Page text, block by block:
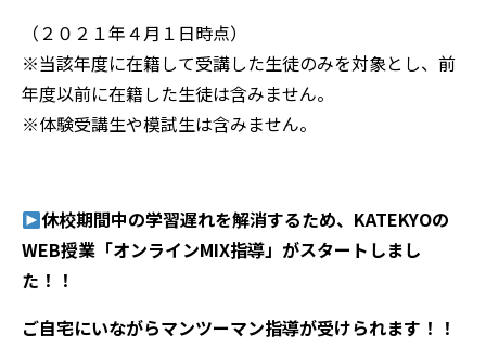
（２０２１年４月１日時点）
※当該年度に在籍して受講した生徒のみを対象とし、前
年度以前に在籍した生徒は含みません。
※体験受講生や模試生は含みません。
休校期間中の学習遅れを解消するため、KATEKYOの
WEB授業「オンラインMIX指導」がスタートしまし
た！！
ご自宅にいながらマンツーマン指導が受けられます！！